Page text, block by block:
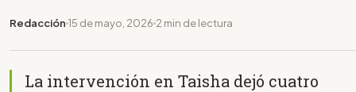
Redacción 15 de mayo, 2026 2 min de lectura
La intervención en Taisha dejó cuatro